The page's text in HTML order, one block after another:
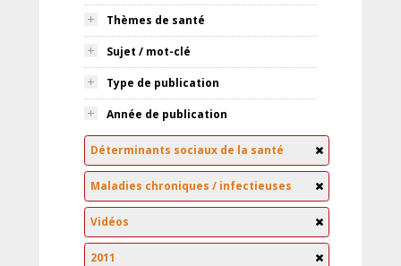
Thèmes de santé
Sujet / mot-clé
Type de publication
Année de publication
Déterminants sociaux de la santé
Maladies chroniques / infectieuses
Vidéos
2011